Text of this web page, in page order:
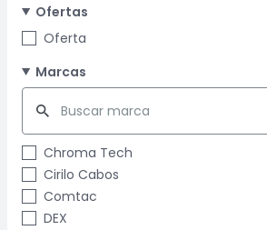
Ofertas
Oferta
Marcas
Chroma Tech
Cirilo Cabos
Comtac
DEX